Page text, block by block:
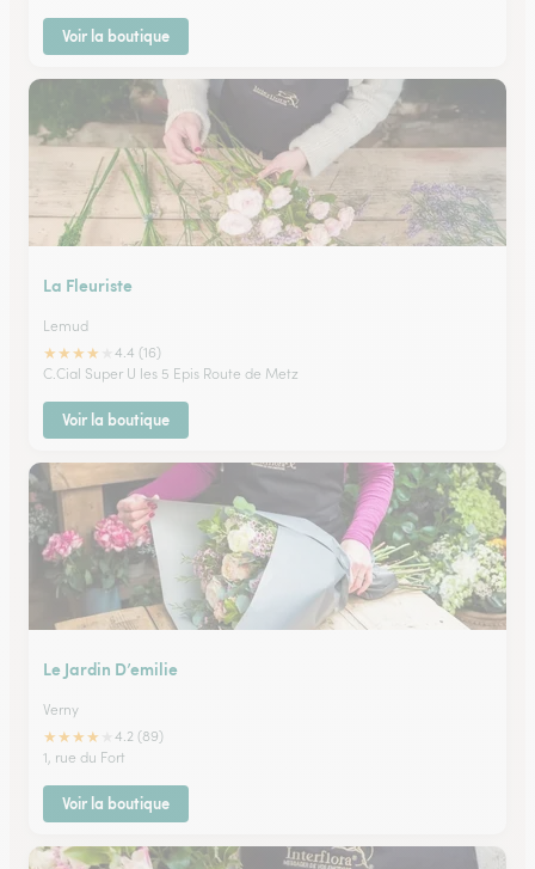
Voir la boutique
La Fleuriste
Lemud
★★★★
4.4 (16)
C.Cial Super U les 5 Epis Route de Metz
Voir la boutique
Le Jardin D’emilie
Verny
★★★★
4.2 (89)
1, rue du Fort
Voir la boutique